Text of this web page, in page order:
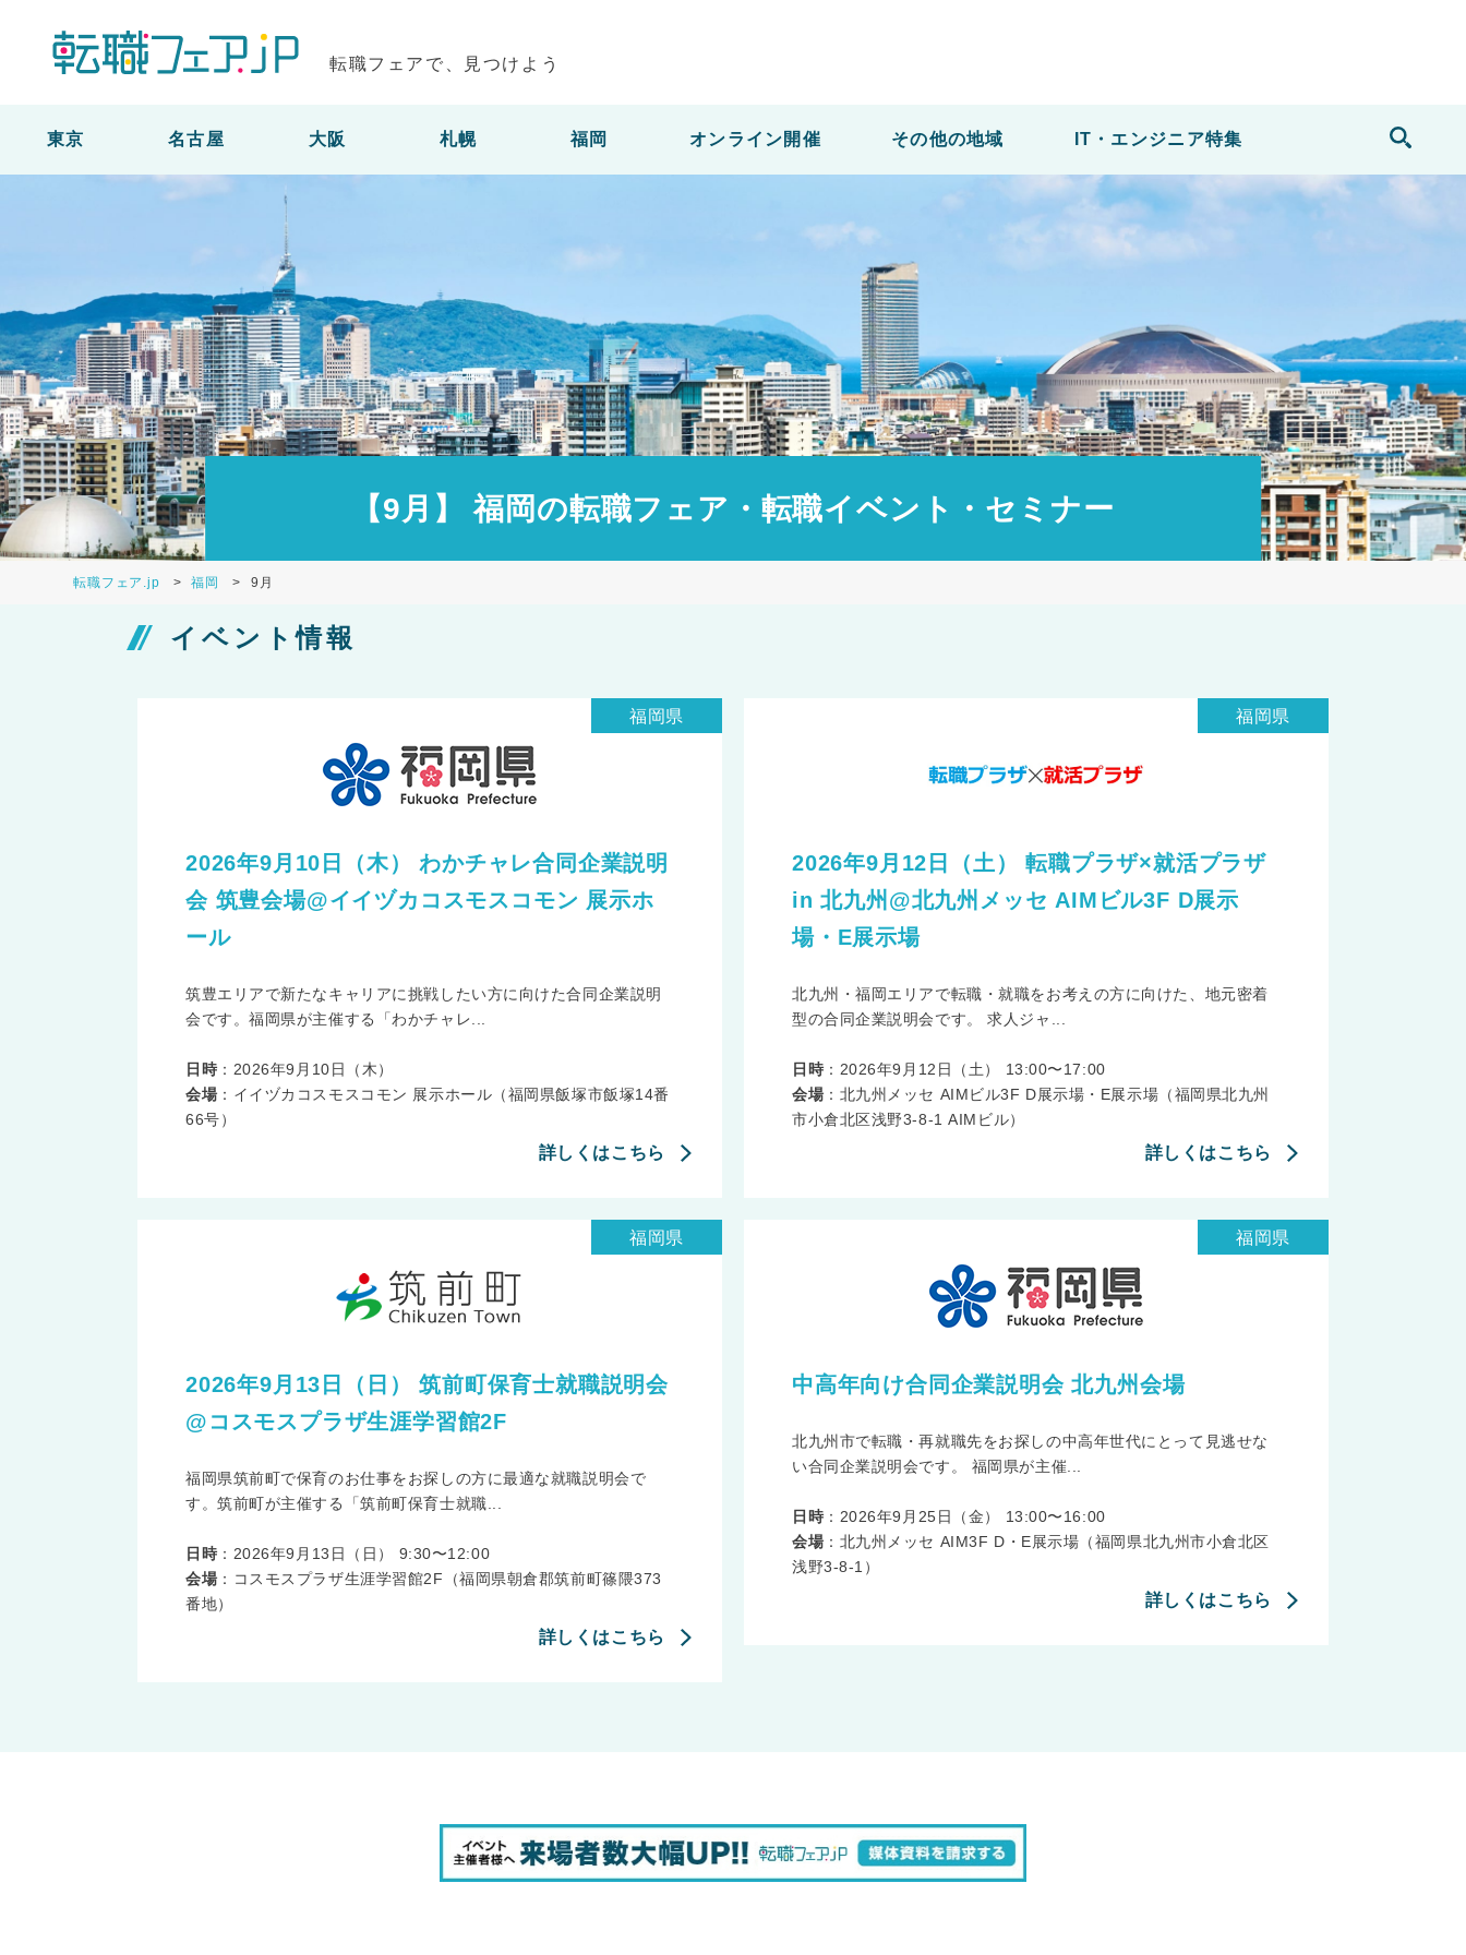
転職フェアで、見つけよう
東京 名古屋 大阪 札幌 福岡 オンライン開催 その他の地域 IT・エンジニア特集
【9月】 福岡の転職フェア・転職イベント・セミナー
転職フェア.jp 福岡 9月
イベント情報
2026年9月10日（木） わかチャレ合同企業説明
会 筑豊会場@イイヅカコスモスコモン 展示ホ
ール
福岡県
筑豊エリアで新たなキャリアに挑戦したい方に向けた合同企業説明
会です。福岡県が主催する「わかチャレ...
日時 ：2026年9月10日（木）
会場 ：イイヅカコスモスコモン 展示ホール（福岡県飯塚市飯塚14番
66号）
詳しくはこちら
2026年9月12日（土） 転職プラザ×就活プラザ
in 北九州@北九州メッセ AIMビル3F D展示
場・E展示場
福岡県
北九州・福岡エリアで転職・就職をお考えの方に向けた、地元密着
型の合同企業説明会です。 求人ジャ...
日時 ：2026年9月12日（土） 13:00〜17:00
会場 ：北九州メッセ AIMビル3F D展示場・E展示場（福岡県北九州
市小倉北区浅野3-8-1 AIMビル）
詳しくはこちら
2026年9月13日（日） 筑前町保育士就職説明会
@コスモスプラザ生涯学習館2F
福岡県
福岡県筑前町で保育のお仕事をお探しの方に最適な就職説明会で
す。筑前町が主催する「筑前町保育士就職...
日時 ：2026年9月13日（日） 9:30〜12:00
会場 ：コスモスプラザ生涯学習館2F（福岡県朝倉郡筑前町篠隈373
番地）
詳しくはこちら
中高年向け合同企業説明会 北九州会場
福岡県
北九州市で転職・再就職先をお探しの中高年世代にとって見逃せな
い合同企業説明会です。 福岡県が主催...
日時 ：2026年9月25日（金） 13:00〜16:00
会場 ：北九州メッセ AIM3F D・E展示場（福岡県北九州市小倉北区
浅野3-8-1）
詳しくはこちら